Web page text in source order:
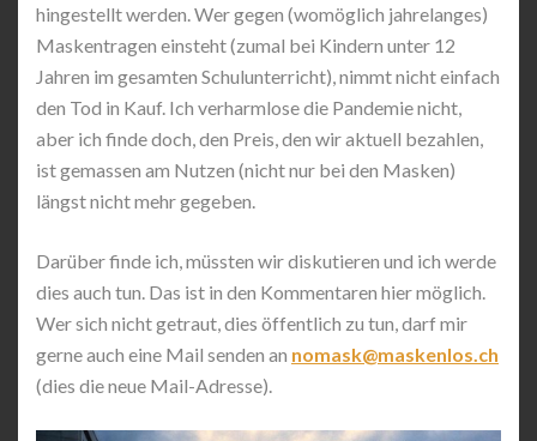
hingestellt werden. Wer gegen (womöglich jahrelanges)
Maskentragen einsteht (zumal bei Kindern unter 12
Jahren im gesamten Schulunterricht), nimmt nicht einfach
den Tod in Kauf. Ich verharmlose die Pandemie nicht,
aber ich finde doch, den Preis, den wir aktuell bezahlen,
ist gemassen am Nutzen (nicht nur bei den Masken)
längst nicht mehr gegeben.
Darüber finde ich, müssten wir diskutieren und ich werde
dies auch tun. Das ist in den Kommentaren hier möglich.
Wer sich nicht getraut, dies öffentlich zu tun, darf mir
gerne auch eine Mail senden an nomask@maskenlos.ch
(dies die neue Mail-Adresse).